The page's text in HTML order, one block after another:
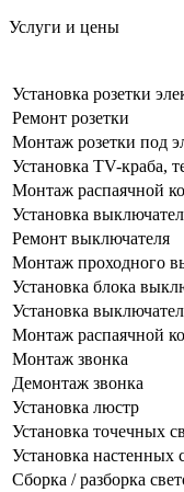
Услуги и цены
Установка розетки
Ремонт розетки
Монтаж розетки под
Установка TV-краба,
Монтаж распаячной
Установка
Ремонт выключателя
Монтаж проходного
Установка блока
Установка
Монтаж распаячной
Монтаж звонка
Демонтаж звонка
Установка люстр
Установка точечных
Установка настенных
Сборка / разборка